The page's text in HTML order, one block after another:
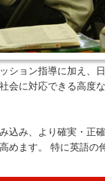
ョン指導に加え、
会に対応できる高度
み、より確実・正
めます。 特に英語の